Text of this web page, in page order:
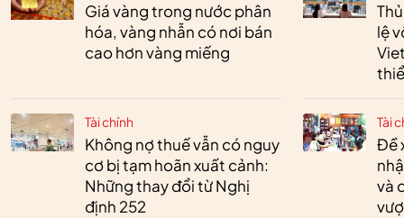
Giá vàng trong nước phân
hóa, vàng nhẫn có nơi bán
cao hơn vàng miếng
Tài chính
Không nợ thuế vẫn có nguy
cơ bị tạm hoãn xuất cảnh:
Những thay đổi từ Nghị
định 252
lệ
Tài
Đề
và